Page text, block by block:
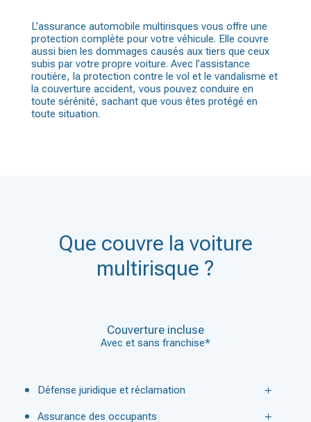
L’assurance automobile multirisques vous offre une
protection complète pour votre véhicule. Elle couvre
aussi bien les dommages causés aux tiers que ceux
subis par votre propre voiture. Avec l’assistance
routière, la protection contre le vol et le vandalisme et
la couverture accident, vous pouvez conduire en
toute sérénité, sachant que vous êtes protégé en
toute situation.
Que couvre la voiture
multirisque ?
Couverture incluse
Avec et sans franchise*
Défense juridique et réclamation
Assurance des occupants